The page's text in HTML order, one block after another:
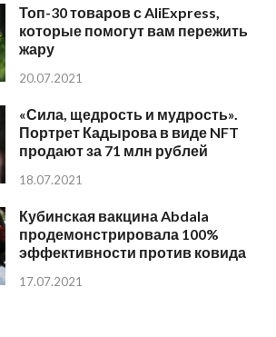
Топ-30 товаров с AliExpress,
которые помогут вам пережить
жару
20.07.2021
«Сила, щедрость и мудрость».
Портрет Кадырова в виде NFT
продают за 71 млн рублей
18.07.2021
Кубинская вакцина Abdala
продемонстрировала 100%
эффективности против ковида
17.07.2021